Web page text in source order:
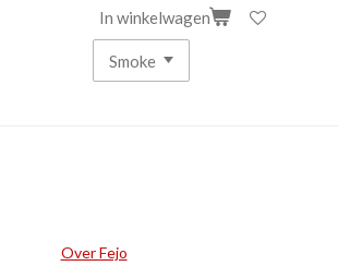
In winkelwagen
Over Fejo